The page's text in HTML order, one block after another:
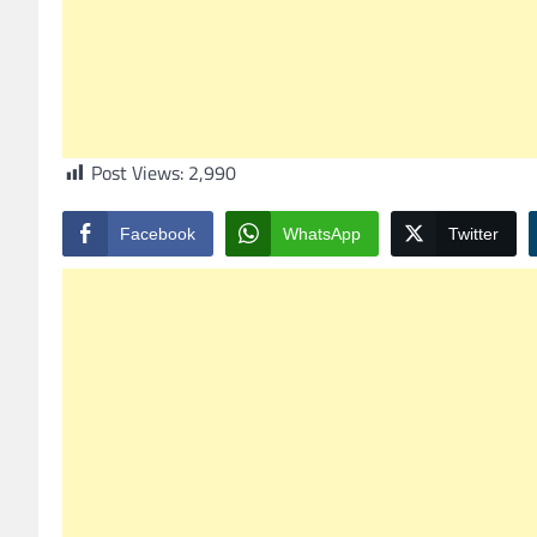
Post Views: 2,990
Facebook WhatsApp Twitter